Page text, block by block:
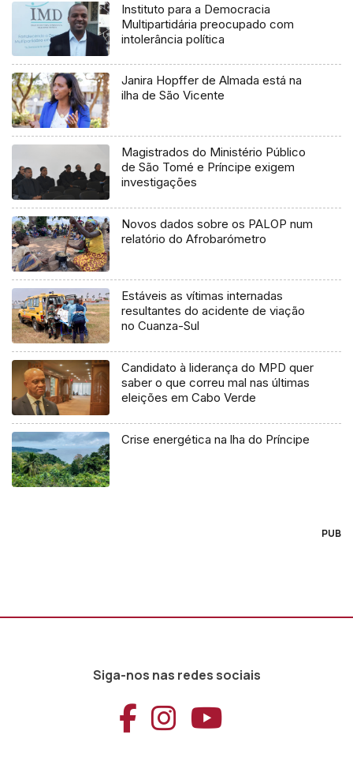
Instituto para a Democracia
Multipartidária preocupado com
intolerância política
Janira Hopffer de Almada está na
ilha de São Vicente
Magistrados do Ministério Público
de São Tomé e Príncipe exigem
investigações
Novos dados sobre os PALOP num
relatório do Afrobarómetro
Estáveis as vítimas internadas
resultantes do acidente de viação
no Cuanza-Sul
Candidato à liderança do MPD quer
saber o que correu mal nas últimas
eleições em Cabo Verde
Crise energética na lha do Príncipe
PUB
Siga-nos nas redes sociais
Aceder ao
Aceder ao
Aceder